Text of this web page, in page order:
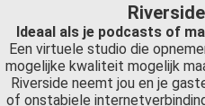
Ideaal als je podcasts of
Een virtuele studio die
mogelijke kwaliteit mogelijk
Riverside neemt jou en je
of onstabiele